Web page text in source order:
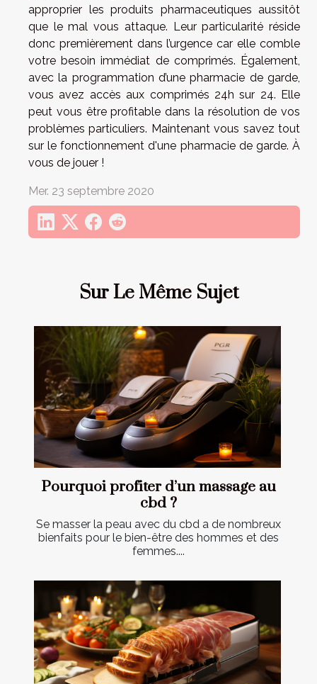
Sur Le Même Sujet
Pourquoi profiter d’un massage au
cbd ?
Se masser la peau avec du cbd a de nombreux
bienfaits pour le bien-être des hommes et des
femmes....
approprier les produits pharmaceutiques aussitôt
que le mal vous attaque. Leur particularité réside
donc premièrement dans l’urgence car elle comble
votre besoin immédiat de comprimés. Également,
avec la programmation d’une pharmacie de garde,
vous avez accès aux comprimés 24h sur 24. Elle
peut vous être profitable dans la résolution de vos
problèmes particuliers. Maintenant vous savez tout
sur le fonctionnement d'une pharmacie de garde. À
vous de jouer !
Mer. 23 septembre 2020